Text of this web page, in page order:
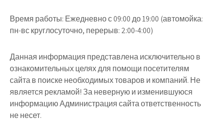
Время работы: Ежедневно с 09:00 до 19:00 (автомойка:
пн-вс круглосуточно, перерыв: 2:00-4:00)
Данная информация представлена исключительно в
ознакомительных целях для помощи посетителям
сайта в поиске необходимых товаров и компаний. Не
является рекламой! За неверную и изменившуюся
информацию Администрация сайта ответственность
не несет.